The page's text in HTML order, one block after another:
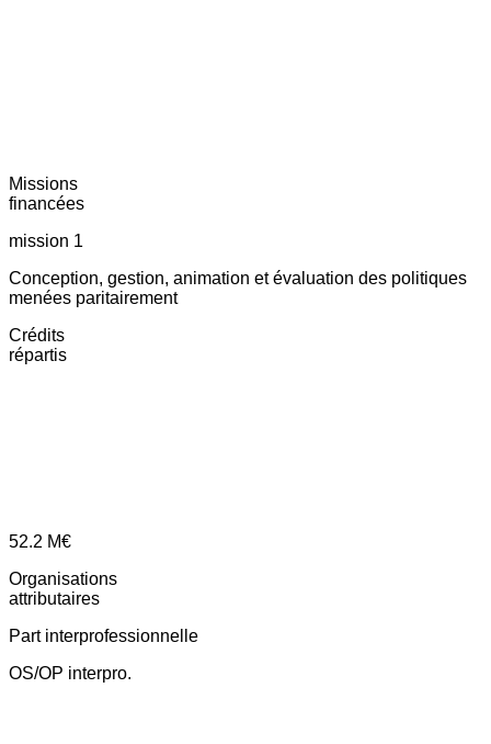
Missions
financées
mission 1
Conception, gestion, animation et évaluation des politiques
menées paritairement
Crédits
répartis
52.2 M€
Organisations
attributaires
Part interprofessionnelle
OS/OP interpro.